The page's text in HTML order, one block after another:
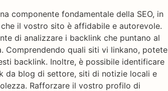
componente fondamentale della SEO, in
il vostro sito è affidabile e autorevole.
di analizzare i backlink che puntano al
Comprendendo quali siti vi linkano, potete
backlink. Inoltre, è possibile identificare
da blog di settore, siti di notizie locali e
Rafforzare il vostro profilo di